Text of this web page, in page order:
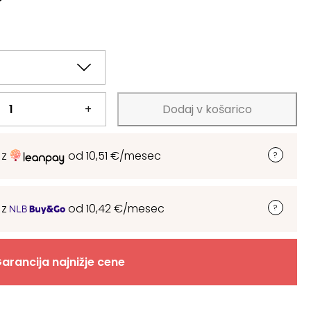
+ Dodaj v košarico
od 10,51 €/mesec
od 10,42€/mesec
najnižje cene